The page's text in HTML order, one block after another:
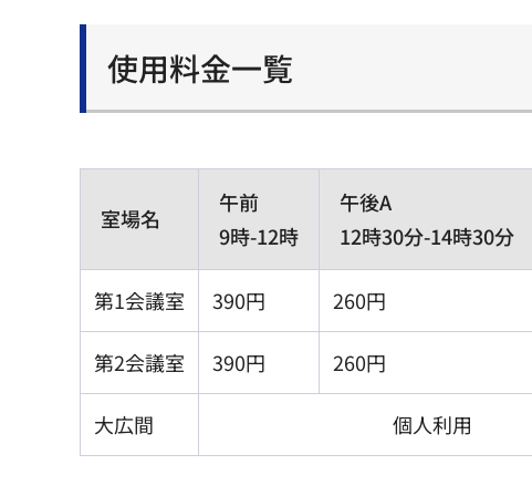
使用料金一覧
室場名
午前
9時-12時
午後A
12時30分-14時30分
第1会議室 390円 260円
第2会議室 390円 260円
大広間 個人利用